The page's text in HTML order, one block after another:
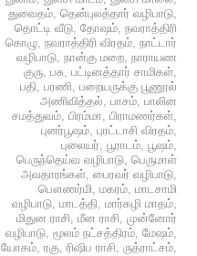
துவைதம், தென்புலத்தார் வழிபாடு,
தொட்டி வீடு, தோஷம், நவராத்திரி
கொழு, நவராத்திரி விரதம், நாட்டார்
வழிபாடு, நான்கு மறை, நாராயண
குரு, பசு, பட்டினத்தார் சாமிகள்,
பதி, பரணி, பறையருக்கு பூணூல்
அணிவித்தல், பாசம், பாலின
சமத்துவம், பிரம்மா, பிராமணர்கள்,
புனர்பூஷம், புரட்டாசி விரதம்,
புலையர், பூராடம், பூஷம்,
பெருந்தெய்வ வழிபாடு, பெருமாள்
அவதாரங்கள், பைரவர் வழிபாடு,
பௌணர்மி, மகரம், மாடசாமி
வழிபாடு, மாடத்தி, மார்கழி மாதம்,
மிதுன ராசி, மீன ராசி, முன்னோர்
வழிபாடு, மூலம் நட்சத்திரம், மேஷம்,
யோகம், ரகு, ரிஷிப ராசி, ருத்ராட்சம்,